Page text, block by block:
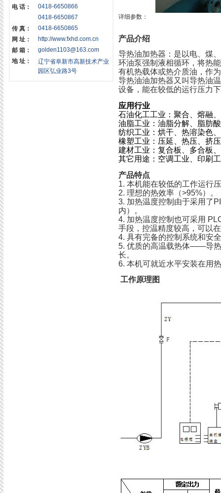
电 话：
0418-6650866
0418-6650867
传 真：
0418-6650865
网 址：
http://www.fxhd.com.cn
邮 箱：
golden1103@163.com
地 址：
辽宁省阜新市高新技术产业
园区弘业路3号
详细参数：
产品介绍
导热油加热器：是以电、煤
环油泵强制液相循环，将热
有机热载体或热介质油，作
导热油油加热器又叫导热油
设备，能在较低的运行压力
应用行业
石油化工工业： 聚合、熔融
油脂工业： 油脂分解、脂肪
纺织工业： 烘干、热溶染色
橡塑工业： 压延、热压、挤
建材工业： 复合板、多合板
其它用途： 空调工业、印刷
产品特点
1. 本机能在较低的工作运行
2. 理想的热效率（>95%）。
3. 加热温度控制由于采用了
内）。
4. 加热温度控制也可采用
手段，控温精度较高，可以
4. 具有完备的控制系统和安
5. 优质的高温载热体——导热
长。
6. 本机可就近水平安装在用
工作原理图